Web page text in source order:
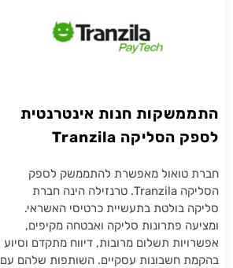
התממשקות חנות אינטרנטית
לספק הסליקה Tranzila
חברת טואול מאפשרת להתממשק לספק
הסליקה Tranzila. טרנזילה הינה חברת
סליקה בולטת בתעשיית כרטיסי האשראי.
ומציעה פתרונות סליקה ואבטחה מקיפים,
אפשרויות תשלום מרובות, דיווח מתקדם וסיוע
בהקמת חשבונות עסקיים. השותפות שלהם עם